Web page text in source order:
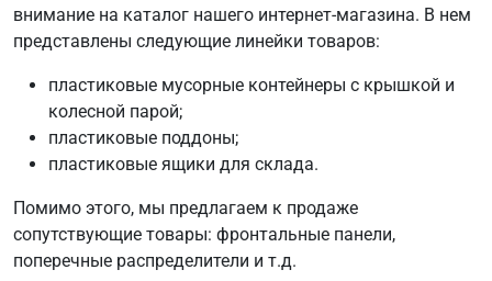
внимание на каталог нашего интернет-магазина. В нем
представлены следующие линейки товаров:
пластиковые мусорные контейнеры с крышкой и
колесной парой;
пластиковые поддоны;
пластиковые ящики для склада.
Помимо этого, мы предлагаем к продаже
сопутствующие товары: фронтальные панели,
поперечные распределители и т.д.